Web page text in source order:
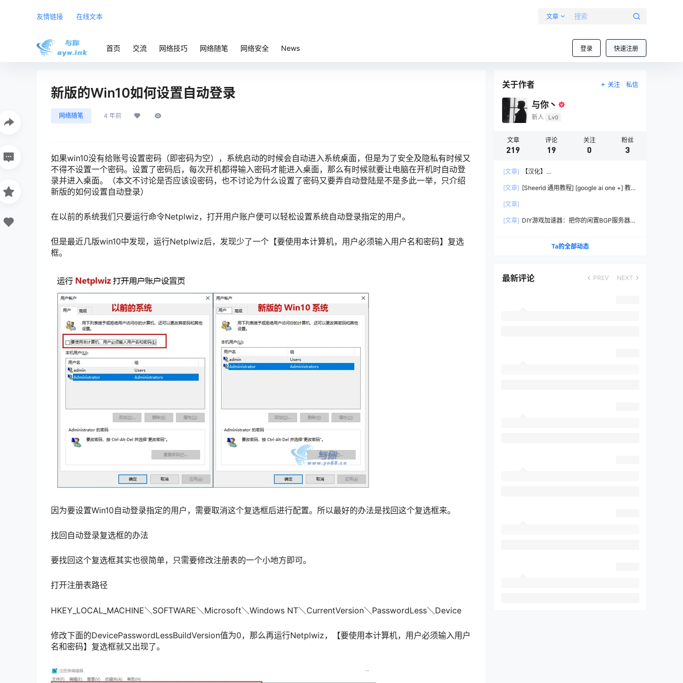
友情链接 在线文本 文章
登录 快速注册
首页 交流 网络技巧 网络随笔 网络安全 News
新版的Win10如何设置自动登录
网络随笔 4 年前
如果win10没有给账号设置密码（即密码为空），系统启动的时候会自动进入系统桌面，但是为了安全及隐私有时候又
不得不设置一个密码。设置了密码后，每次开机都得输入密码才能进入桌面，那么有时候就要让电脑在开机时自动登
录并进入桌面。（本文不讨论是否应该设密码，也不讨论为什么设置了密码又要弄自动登陆是不是多此一举，只介绍
新版的如何设置自动登录）
在以前的系统我们只要运行命令Netplwiz，打开用户账户便可以轻松设置系统自动登录指定的用户。
但是最近几版win10中发现，运行Netplwiz后，发现少了一个【要使用本计算机，用户必须输入用户名和密码】复选
框。
因为要设置Win10自动登录指定的用户，需要取消这个复选框后进行配置。所以最好的办法是找回这个复选框来。
找回自动登录复选框的办法
要找回这个复选框其实也很简单，只需要修改注册表的一个小地方即可。
打开注册表路径
HKEY_LOCAL_MACHINE＼SOFTWARE＼Microsoft＼Windows NT＼CurrentVersion＼PasswordLess＼Device
修改下面的DevicePasswordLessBuildVersion值为0，那么再运行Netplwiz，【要使用本计算机，用户必须输入用户
名和密码】复选框就又出现了。
关于作者 关注 私信
与你丶
新人 Lv0
文章
219
评论
19
关注
0
粉丝
3
[文章]
【汉化】
– 开源 AI 助手部署教程
[文章] [Sheerid 通用教程] [google ai one +] 教你
[文章]
[文章] DIY游戏加速器：把你的闲置BGP服务器变
Ta的全部动态
最新评论 PREV NEXT